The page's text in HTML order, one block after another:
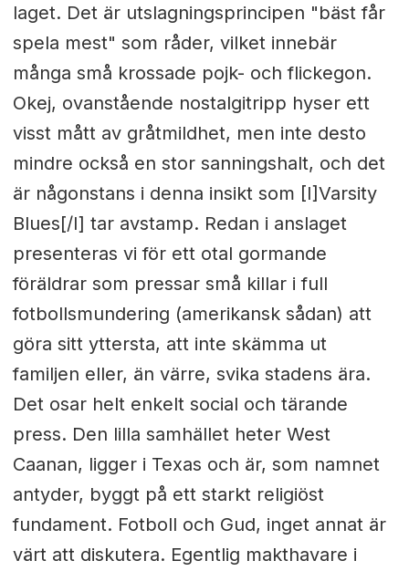
laget. Det är utslagningsprincipen "bäst får
spela mest" som råder, vilket innebär
många små krossade pojk- och flickegon.
Okej, ovanstående nostalgitripp hyser ett
visst mått av gråtmildhet, men inte desto
mindre också en stor sanningshalt, och det
är någonstans i denna insikt som [I]Varsity
Blues[/I] tar avstamp. Redan i anslaget
presenteras vi för ett otal gormande
föräldrar som pressar små killar i full
fotbollsmundering (amerikansk sådan) att
göra sitt yttersta, att inte skämma ut
familjen eller, än värre, svika stadens ära.
Det osar helt enkelt social och tärande
press. Den lilla samhället heter West
Caanan, ligger i Texas och är, som namnet
antyder, byggt på ett starkt religiöst
fundament. Fotboll och Gud, inget annat är
värt att diskutera. Egentlig makthavare i